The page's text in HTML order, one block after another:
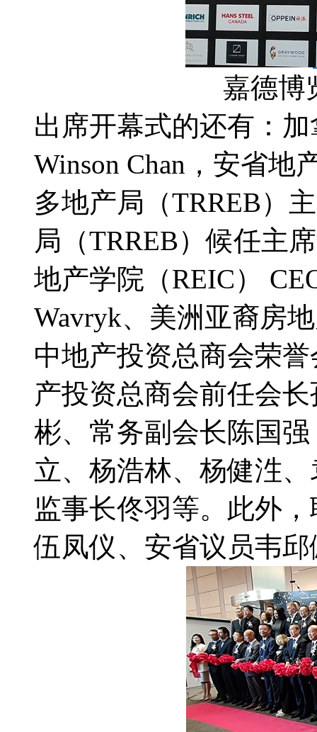
嘉德博
出席开幕式的还有：
Winson Chan，安省地
多地产局（TRREB）
局（TRREB）候任主
地产学院（REIC）
Wavryk、美洲亚裔房
中地产投资总商会荣
产投资总商会前任会
彬、常务副会长陈国
立、杨浩林、杨健泩
监事长佟羽等。此外
伍凤仪、安省议员韦